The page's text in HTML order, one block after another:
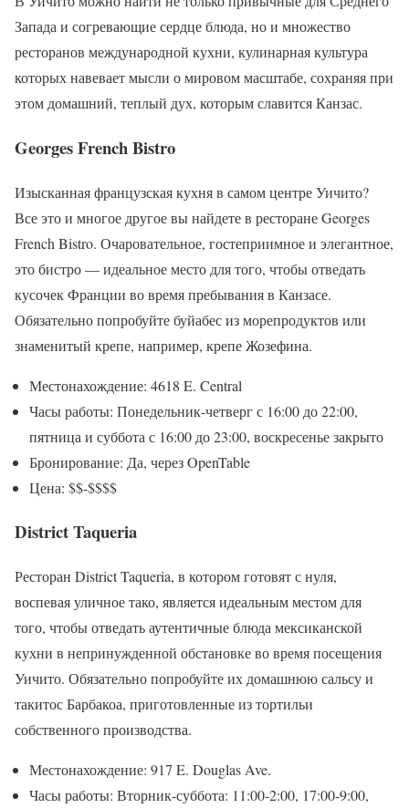
Запада и согревающие сердце блюда, но и множество
ресторанов международной кухни, кулинарная культура
которых навевает мысли о мировом масштабе, сохраняя при
этом домашний, теплый дух, которым славится Канзас.
Georges French Bistro
Изысканная французская кухня в самом центре Уичито?
Все это и многое другое вы найдете в ресторане Georges
French Bistro. Очаровательное, гостеприимное и элегантное,
это бистро — идеальное место для того, чтобы отведать
кусочек Франции во время пребывания в Канзасе.
Обязательно попробуйте буйабес из морепродуктов или
знаменитый крепе, например, крепе Жозефина.
Местонахождение: 4618 E. Central
Часы работы: Понедельник-четверг с 16:00 до 22:00,
пятница и суббота с 16:00 до 23:00, воскресенье закрыто
Бронирование: Да, через OpenTable
Цена: $$-$$$$
District Taqueria
Ресторан District Taqueria, в котором готовят с нуля,
воспевая уличное тако, является идеальным местом для
того, чтобы отведать аутентичные блюда мексиканской
кухни в непринужденной обстановке во время посещения
Уичито. Обязательно попробуйте их домашнюю сальсу и
такитос Барбакоа, приготовленные из тортильи
собственного производства.
Местонахождение: 917 E. Douglas Ave.
Часы работы: Вторник-суббота: 11:00-2:00, 17:00-9:00,